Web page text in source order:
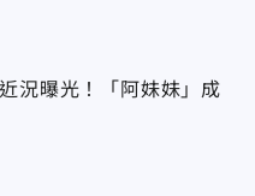
況曝光！「阿妹妹」成